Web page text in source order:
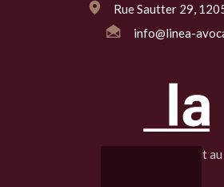
Rue Sautter 29,
info@linea-
La ligne qui conduit